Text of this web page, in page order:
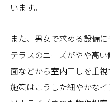
います。
また、男女で求める設備
テラスのニーズがやや高
面などから室内干しを重
施策はこうした細やかな